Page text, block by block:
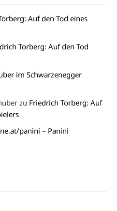
Auf den Tod eines
Torberg: Auf den Tod
im Schwarzenegger
zu Friedrich Torberg: Auf
panini – Panini